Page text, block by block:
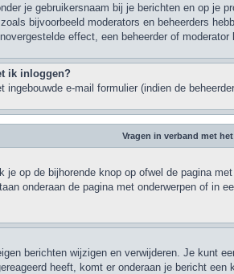
je gebruikersnaam bij je berichten en op
bijvoorbeeld moderators en beheerders
effect, een beheerder of
ik inloggen?
e-mail formulier (indien de
Vragen in verband met
op de bijhorende knop op ofwel de pagina
onderaan de pagina met onderwerpen of in
berichten wijzigen en verwijderen. Je kunt
heeft, komt er onderaan je bericht